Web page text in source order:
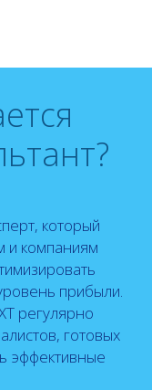
который
и компаниям
прибыли.
регулярно
готовых
эффективные